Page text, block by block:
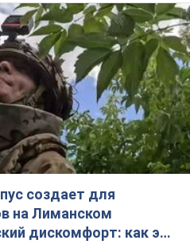
создает для
на Лиманском
дискомфорт: как это